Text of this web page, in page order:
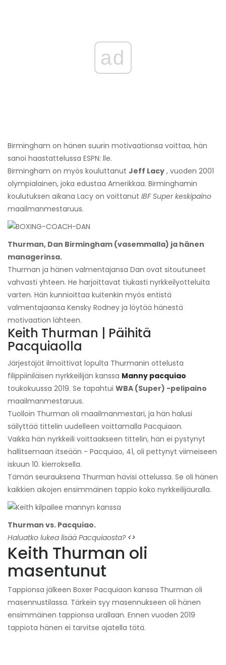
ad
Birmingham on hänen suurin motivaationsa voittaa, hän
sanoi haastattelussa ESPN: lle.
Birmingham on myös kouluttanut Jeff Lacy , vuoden 2001
olympialainen, joka edustaa Amerikkaa. Birminghamin
koulutuksen aikana Lacy on voittanut IBF Super keskipaino
maailmanmestaruus.
Thurman, Dan Birmingham (vasemmalla) ja hänen
managerinsa.
Thurman ja hänen valmentajansa Dan ovat sitoutuneet
vahvasti yhteen. He harjoittavat tiukasti nyrkkeilyotteluita
varten. Hän kunnioittaa kuitenkin myös entistä
valmentajaansa Kensky Rodney ja löytää hänestä
motivaation lähteen.
Keith Thurman | Päihitä
Pacquiaolla
Järjestäjät ilmoittivat lopulta Thurmanin ottelusta
filippiiniläisen nyrkkeilijän kanssa Manny pacquiao
toukokuussa 2019. Se tapahtui WBA (Super) -pelipaino
maailmanmestaruus.
Tuolloin Thurman oli maailmanmestari, ja hän halusi
säilyttää tittelin uudelleen voittamalla Pacquiaon.
Vaikka hän nyrkkeili voittaakseen tittelin, hän ei pystynyt
hallitsemaan itseään - Pacquiao, 41, oli pettynyt viimeiseen
iskuun 10. kierroksella.
Tämän seurauksena Thurman hävisi ottelussa. Se oli hänen
kaikkien aikojen ensimmäinen tappio koko nyrkkeilijäuralla.
Thurman vs. Pacquiao.
Haluatko lukea lisää Pacquiaosta? <>
Keith Thurman oli
masentunut
Tappionsa jälkeen Boxer Pacquiaon kanssa Thurman oli
masennustilassa. Tärkein syy masennukseen oli hänen
ensimmäinen tappionsa urallaan. Ennen vuoden 2019
tappiota hänen ei tarvitse ajatella tätä.